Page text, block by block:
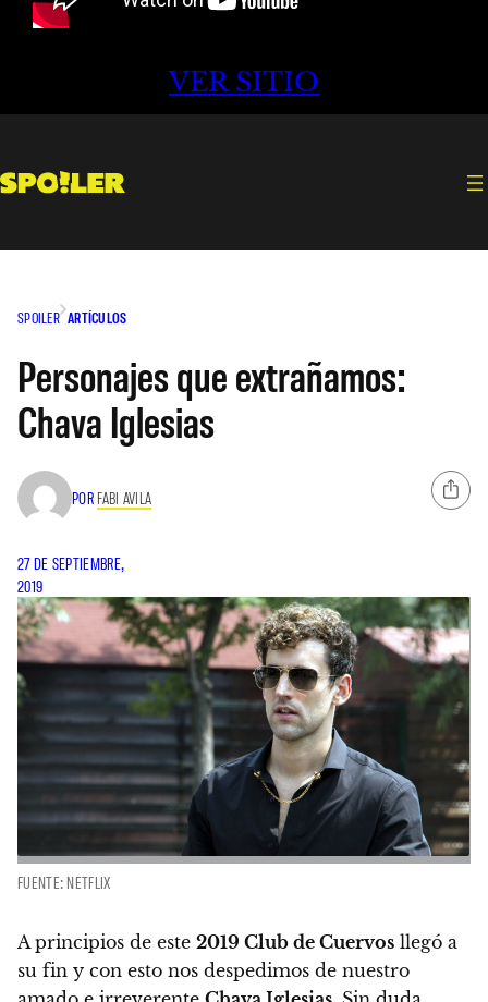
VER SITIO
SPOILER ARTÍCULOS
Personajes que extrañamos:
Chava Iglesias
POR FABI AVILA
27 DE SEPTIEMBRE,
2019
FUENTE: NETFLIX
A principios de este 2019 Club de Cuervos llegó a
su fin y con esto nos despedimos de nuestro